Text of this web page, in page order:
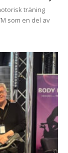
träning
som en del av